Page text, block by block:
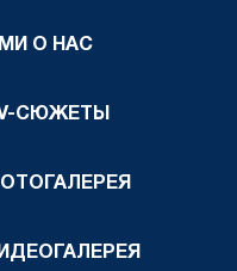
О НАС
СЮЖЕТЫ